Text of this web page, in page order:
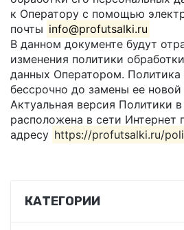
КАТЕГОРИИ
к Оператору с помощью
почты info@profutsalki.ru
В данном документе будут
изменения политики
данных Оператором. Политика
бессрочно до замены ее новой
Актуальная версия Политики
расположена в сети Интернет
адресу https://profutsalki.ru/